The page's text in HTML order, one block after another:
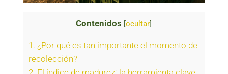
Contenidos [ocultar]
1. ¿Por qué es tan importante el momento de
recolección?